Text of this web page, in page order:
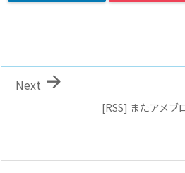
[RSS] またアメブ

Next